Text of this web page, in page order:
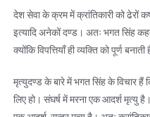
देश सेवा के क्रम में क्रांतिकारी को ढेरों
इत्यादि अनेकों दण्ड। अतः भगत सिंह
क्योंकि विपत्तियाँ ही व्यक्ति को पूर्ण बनाती
मृत्युदण्ड के बारे में भगत सिंह के विचार हैं
लिए हो। संघर्ष में मरना एक आदर्श मृत्यु